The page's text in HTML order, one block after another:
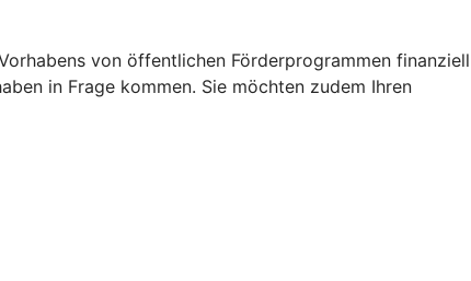
von öffentlichen Förderprogrammen finanziell
in Frage kommen. Sie möchten zudem Ihren